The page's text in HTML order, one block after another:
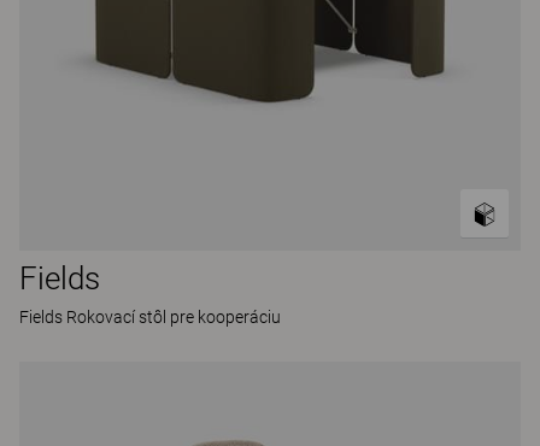
Fields
Fields Rokovací stôl pre kooperáciu